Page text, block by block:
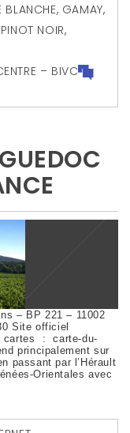
BLANCHE, GAMAY,
PINOT NOIR,
– BIVC
– BP 221 – 11002
Site officiel
cartes : carte-du-
principalement sur
passant par l’Hérault
Orientales avec